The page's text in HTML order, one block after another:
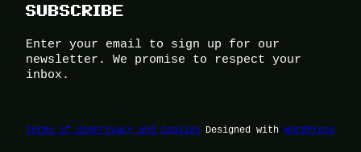
SUBSCRIBE
Enter your email to sign up for our
newsletter. We promise to respect your
inbox.
Terms of UsePrivacy and Cookies Designed with WordPress